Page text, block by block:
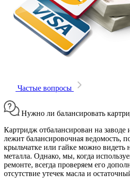
Частые вопросы
Нужно ли балансировать
Картридж отбалансирован на заводе
лежит балансировочная ведомость,
крыльчатке или гайке можно видеть
металла. Однако, мы, когда
ремонте, всегда проверяем его
отсутствие утечек масла и